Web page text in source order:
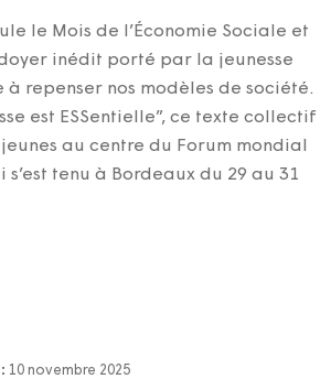
le Mois de l’Économie Sociale et
inédit porté par la jeunesse
à repenser nos modèles de société.
est ESSentielle”, ce texte collectif
au centre du Forum mondial
s’est tenu à Bordeaux du 29 au 31
10 novembre 2025